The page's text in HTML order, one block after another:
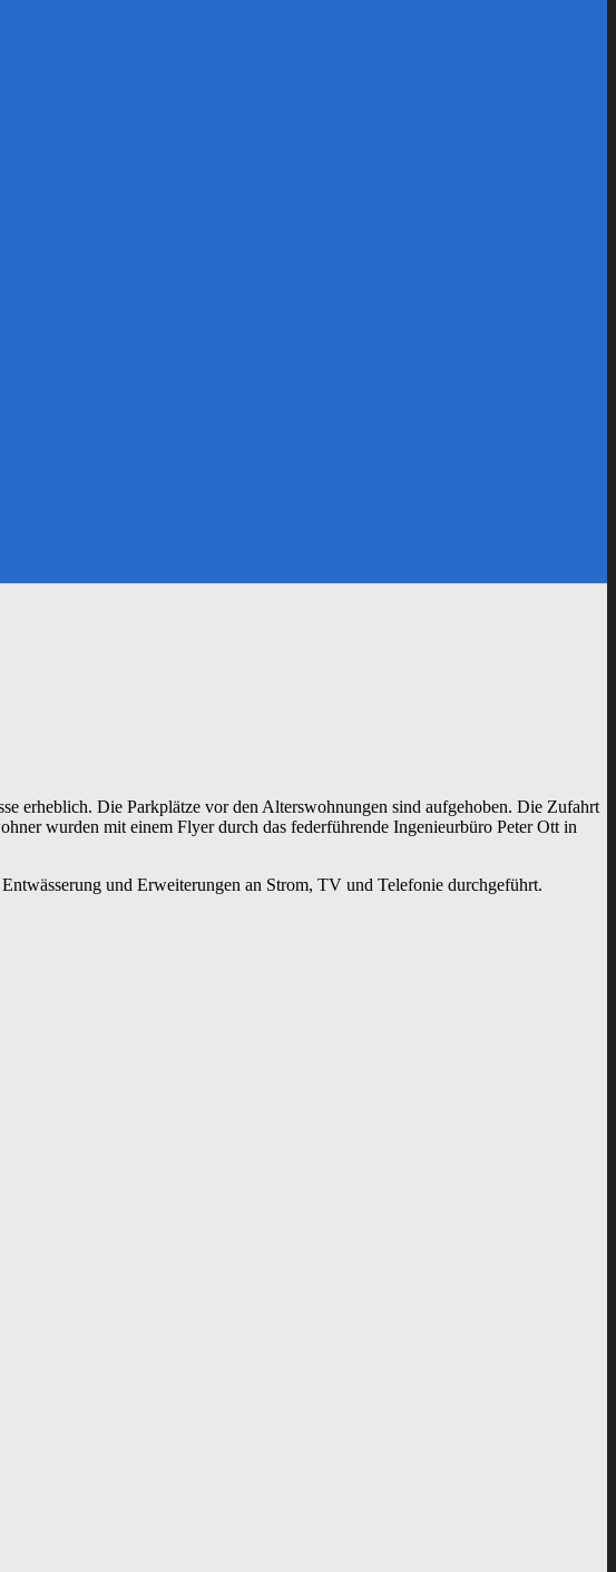
erheblich. Die Parkplätze vor den Alterswohnungen sind aufgehoben. Die Zufahrt
wurden mit einem Flyer durch das federführende Ingenieurbüro Peter Ott in
und Erweiterungen an Strom, TV und Telefonie durchgeführt.